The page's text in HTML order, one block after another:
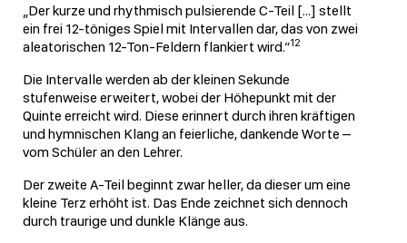
„Der kurze und rhythmisch pulsierende C-Teil […] stellt
ein frei 12-töniges Spiel mit Intervallen dar, das von zwei
aleatorischen 12-Ton-Feldern flankiert wird.“12
Die Intervalle werden ab der kleinen Sekunde
stufenweise erweitert, wobei der Höhepunkt mit der
Quinte erreicht wird. Diese erinnert durch ihren kräftigen
und hymnischen Klang an feierliche, dankende Worte –
vom Schüler an den Lehrer.
Der zweite A-Teil beginnt zwar heller, da dieser um eine
kleine Terz erhöht ist. Das Ende zeichnet sich dennoch
durch traurige und dunkle Klänge aus.